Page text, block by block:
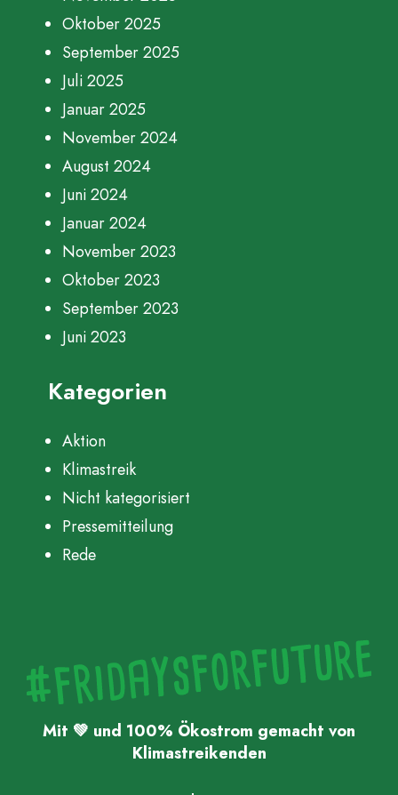
Oktober 2025
September 2025
Juli 2025
Januar 2025
November 2024
August 2024
Juni 2024
Januar 2024
November 2023
Oktober 2023
September 2023
Juni 2023
Kategorien
Aktion
Klimastreik
Nicht kategorisiert
Pressemitteilung
Rede
Mit 💚 und 100% Ökostrom gemacht von
Klimastreikenden